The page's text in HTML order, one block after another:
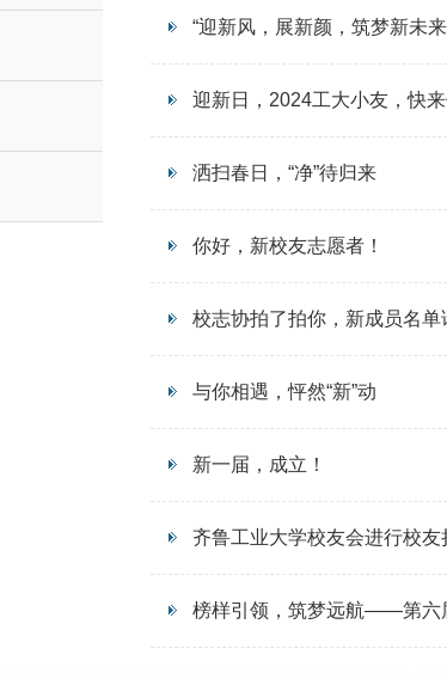
“迎新风，展新颜，筑梦新未来
迎新日，2024工大小友，快
洒扫春日，“净”待归来
你好，新校友志愿者！
校志协拍了拍你，新成员名单
与你相遇，怦然“新”动
新一届，成立！
齐鲁工业大学校友会进行校友
榜样引领，筑梦远航——第六